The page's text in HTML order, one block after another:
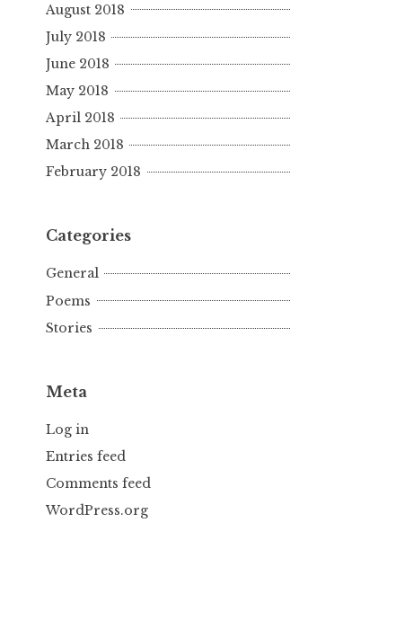
August 2018
July 2018
June 2018
May 2018
April 2018
March 2018
February 2018
Categories
General
Poems
Stories
Meta
Log in
Entries feed
Comments feed
WordPress.org